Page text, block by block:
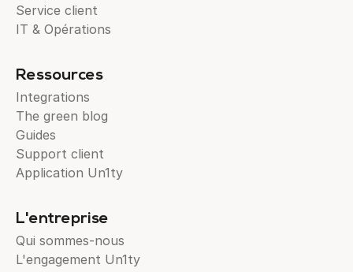
Service client
IT & Opérations
Ressources
Integrations
The green blog
Guides
Support client
Application Un1ty
L'entreprise
Qui sommes-nous
L'engagement Un1ty